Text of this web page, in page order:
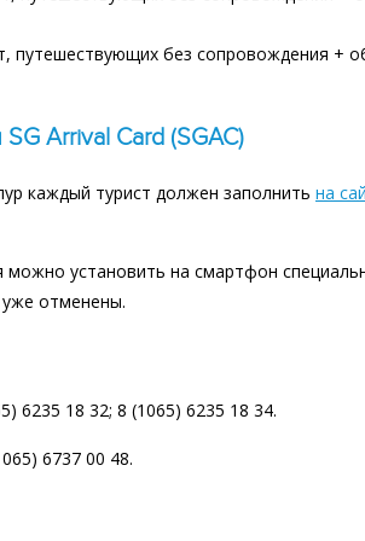
путешествующих без сопровождения +
Arrival Card (SGAC)
каждый турист должен заполнить на
установить на смартфон
уже отменены.
6235 18 32; 8 (1065) 6235 18 34.
6737 00 48.